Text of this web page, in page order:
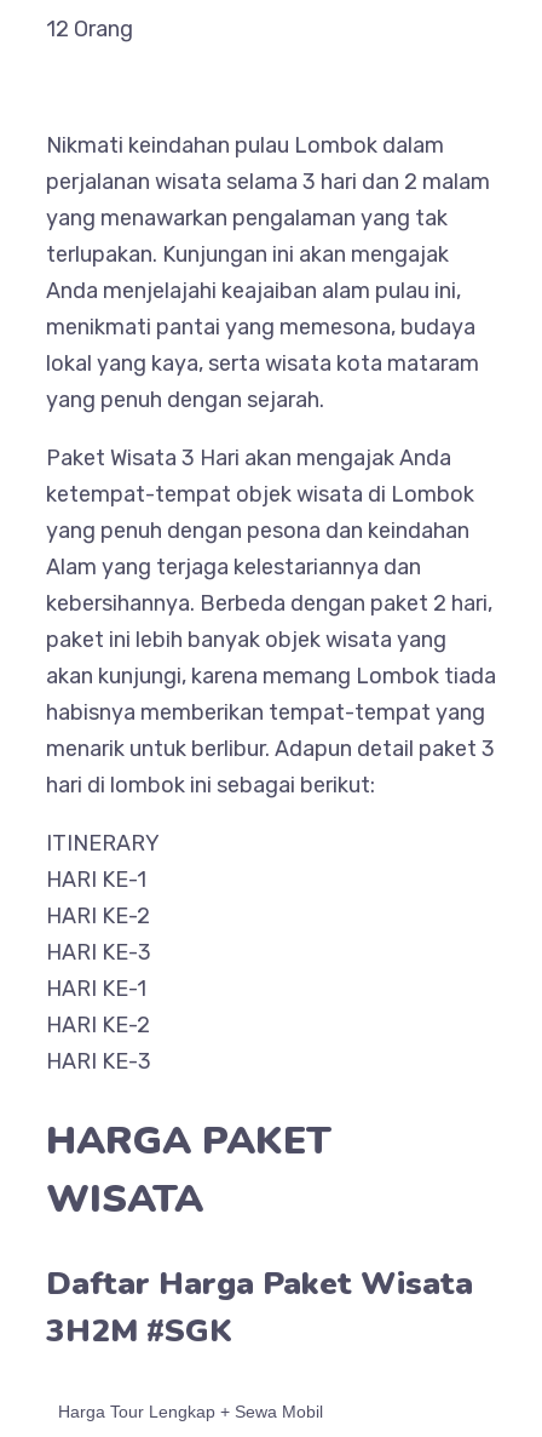
12 Orang
Nikmati keindahan pulau Lombok dalam
perjalanan wisata selama 3 hari dan 2 malam
yang menawarkan pengalaman yang tak
terlupakan. Kunjungan ini akan mengajak
Anda menjelajahi keajaiban alam pulau ini,
menikmati pantai yang memesona, budaya
lokal yang kaya, serta wisata kota mataram
yang penuh dengan sejarah.
Paket Wisata 3 Hari akan mengajak Anda
ketempat-tempat objek wisata di Lombok
yang penuh dengan pesona dan keindahan
Alam yang terjaga kelestariannya dan
kebersihannya. Berbeda dengan paket 2 hari,
paket ini lebih banyak objek wisata yang
akan kunjungi, karena memang Lombok tiada
habisnya memberikan tempat-tempat yang
menarik untuk berlibur. Adapun detail paket 3
hari di lombok ini sebagai berikut:
ITINERARY
HARI KE-1
HARI KE-2
HARI KE-3
HARI KE-1
HARI KE-2
HARI KE-3
HARGA PAKET
WISATA
Daftar Harga Paket Wisata
3H2M #SGK
Harga Tour Lengkap + Sewa Mobil